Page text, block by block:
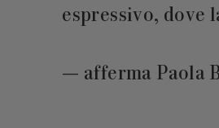
espressivo, dove
— afferma Paola